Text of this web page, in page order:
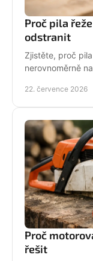
Proč pila
odstranit
Zjistěte, proč
nerovnoměrně
22. července 2026
Proč
řešit